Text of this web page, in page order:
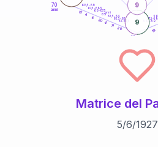
60
70
anni
56-
57,5-
58,5-59
61-62,5
62,5-63,5
63,5-64
66-67,5
67,5-68,5
68,5-69
19
20
11
4
20
6
4
15
9
9
65anni
Matrice del
5/6/1927